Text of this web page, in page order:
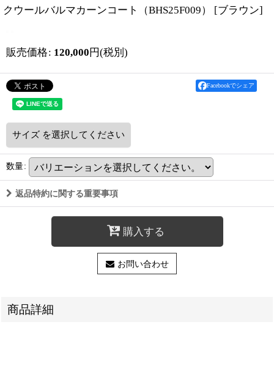
クウールバルマカーンコート（BHS25F009）
[ブラウン]
販売価格: 120,000 円(税別)
Facebookでシェア
サイズ を選択してください
数量:
返品特約に関する重要事項
購入する
お問い合わせ
商品詳細